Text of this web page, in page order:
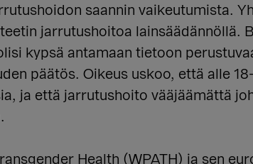
saannin vaikeutumista.
jarrutushoitoa lainsäädännöllä.
kypsä antamaan tietoon
päätös. Oikeus uskoo, että alle
ja että jarrutushoito vääjäämättä
Health (WPATH) ja sen